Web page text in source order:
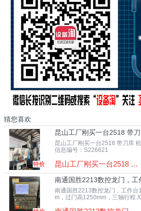
猜您喜欢
特价
昆山工厂刚买一台2518 带刀库 机床很
昆山工厂刚买一台2518 带刀库
信息编号：S226621
昆山工厂刚买一台2518 带刀库 机床很好 三.
南通国胜2213数控龙门，工作台1100/
南通国胜2213数控龙门，工作
m，过门高1250mm，三轴行程